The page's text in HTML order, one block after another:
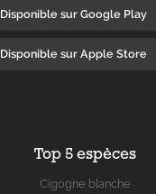
Disponible sur Google Play
Disponible sur Apple Store
Top 5 espèces
Cigogne blanche